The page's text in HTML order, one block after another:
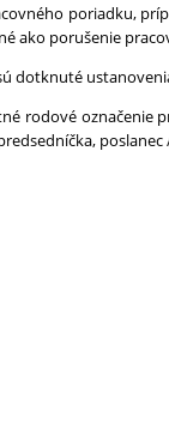
poriadku,
ako porušenie
dotknuté
rodové označenie